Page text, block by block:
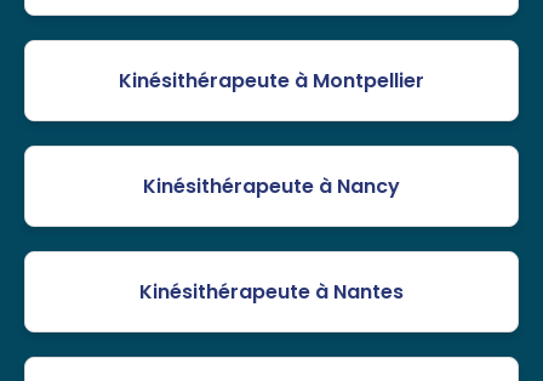
Kinésithérapeute à Montpellier
Kinésithérapeute à Nancy
Kinésithérapeute à Nantes